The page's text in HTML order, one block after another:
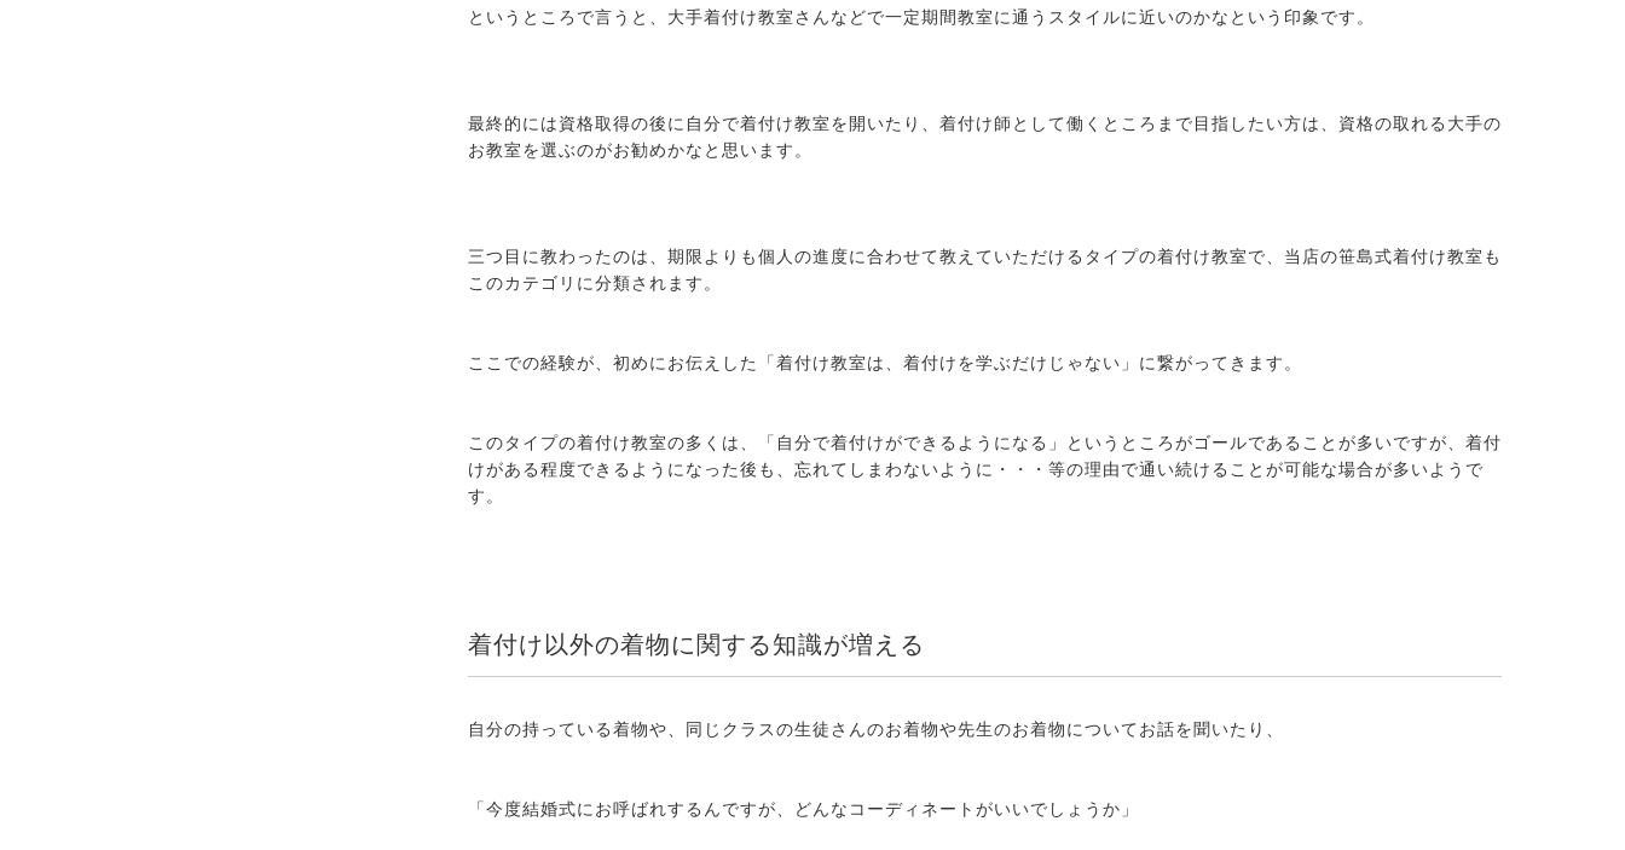
というところで言うと、大手着付け教室さんなどで一定期間教室に通うスタイルに近いのかなという印象です。
最終的には資格取得の後に自分で着付け教室を開いたり、着付け師として働くところまで目指したい方は、資格の取れる大手の
お教室を選ぶのがお勧めかなと思います。
三つ目に教わったのは、期限よりも個人の進度に合わせて教えていただけるタイプの着付け教室で、当店の笹島式着付け教室も
このカテゴリに分類されます。
ここでの経験が、初めにお伝えした「着付け教室は、着付けを学ぶだけじゃない」に繋がってきます。
このタイプの着付け教室の多くは、「自分で着付けができるようになる」というところがゴールであることが多いですが、着付
けがある程度できるようになった後も、忘れてしまわないように・・・等の理由で通い続けることが可能な場合が多いようで
す。
着付け以外の着物に関する知識が増える
自分の持っている着物や、同じクラスの生徒さんのお着物や先生のお着物についてお話を聞いたり、
「今度結婚式にお呼ばれするんですが、どんなコーディネートがいいでしょうか」